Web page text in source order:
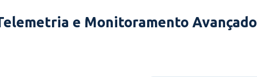
e Monitoramento Avançado